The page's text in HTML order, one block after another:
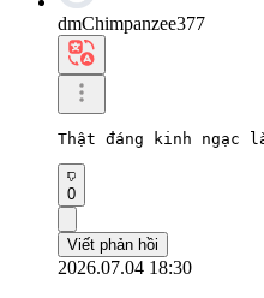
dmChimpanzee377
Thật đáng kinh ngạc
0
Viết phản hồi
2026.07.04 18:30